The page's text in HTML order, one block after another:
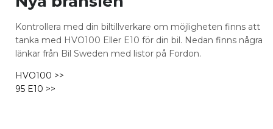
Kontrollera med din biltillverkare om möjligheten finns att
tanka med HVO100 Eller E10 för din bil. Nedan finns några
länkar från Bil Sweden med listor på Fordon.
HVO100 >>
95 E10 >>